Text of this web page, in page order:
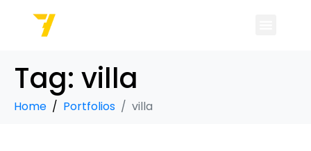
Tag: villa
Home Portfolios villa